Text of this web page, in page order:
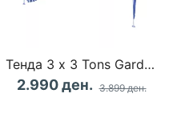
Тенда 3 х 3 Tons Garden 6287
2.990 ден. 3.899 ден.